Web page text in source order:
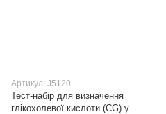
Артикул: J5120
Тест-набір для визначення
глікохолевої кислоти (CG) у